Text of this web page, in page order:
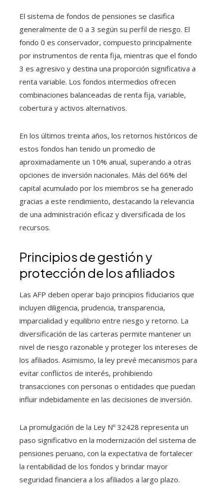
El sistema de fondos de pensiones se clasifica
generalmente de 0 a 3 según su perfil de riesgo. El
fondo 0 es conservador, compuesto principalmente
por instrumentos de renta fija, mientras que el fondo
3 es agresivo y destina una proporción significativa a
renta variable. Los fondos intermedios ofrecen
combinaciones balanceadas de renta fija, variable,
cobertura y activos alternativos.
En los últimos treinta años, los retornos históricos de
estos fondos han tenido un promedio de
aproximadamente un 10% anual, superando a otras
opciones de inversión nacionales. Más del 66% del
capital acumulado por los miembros se ha generado
gracias a este rendimiento, destacando la relevancia
de una administración eficaz y diversificada de los
recursos.
Principios de gestión y
protección de los afiliados
Las AFP deben operar bajo principios fiduciarios que
incluyen diligencia, prudencia, transparencia,
imparcialidad y equilibrio entre riesgo y retorno. La
diversificación de las carteras permite mantener un
nivel de riesgo razonable y proteger los intereses de
los afiliados. Asimismo, la ley prevé mecanismos para
evitar conflictos de interés, prohibiendo
transacciones con personas o entidades que puedan
influir indebidamente en las decisiones de inversión.
La promulgación de la Ley Nº 32428 representa un
paso significativo en la modernización del sistema de
pensiones peruano, con la expectativa de fortalecer
la rentabilidad de los fondos y brindar mayor
seguridad financiera a los afiliados a largo plazo.